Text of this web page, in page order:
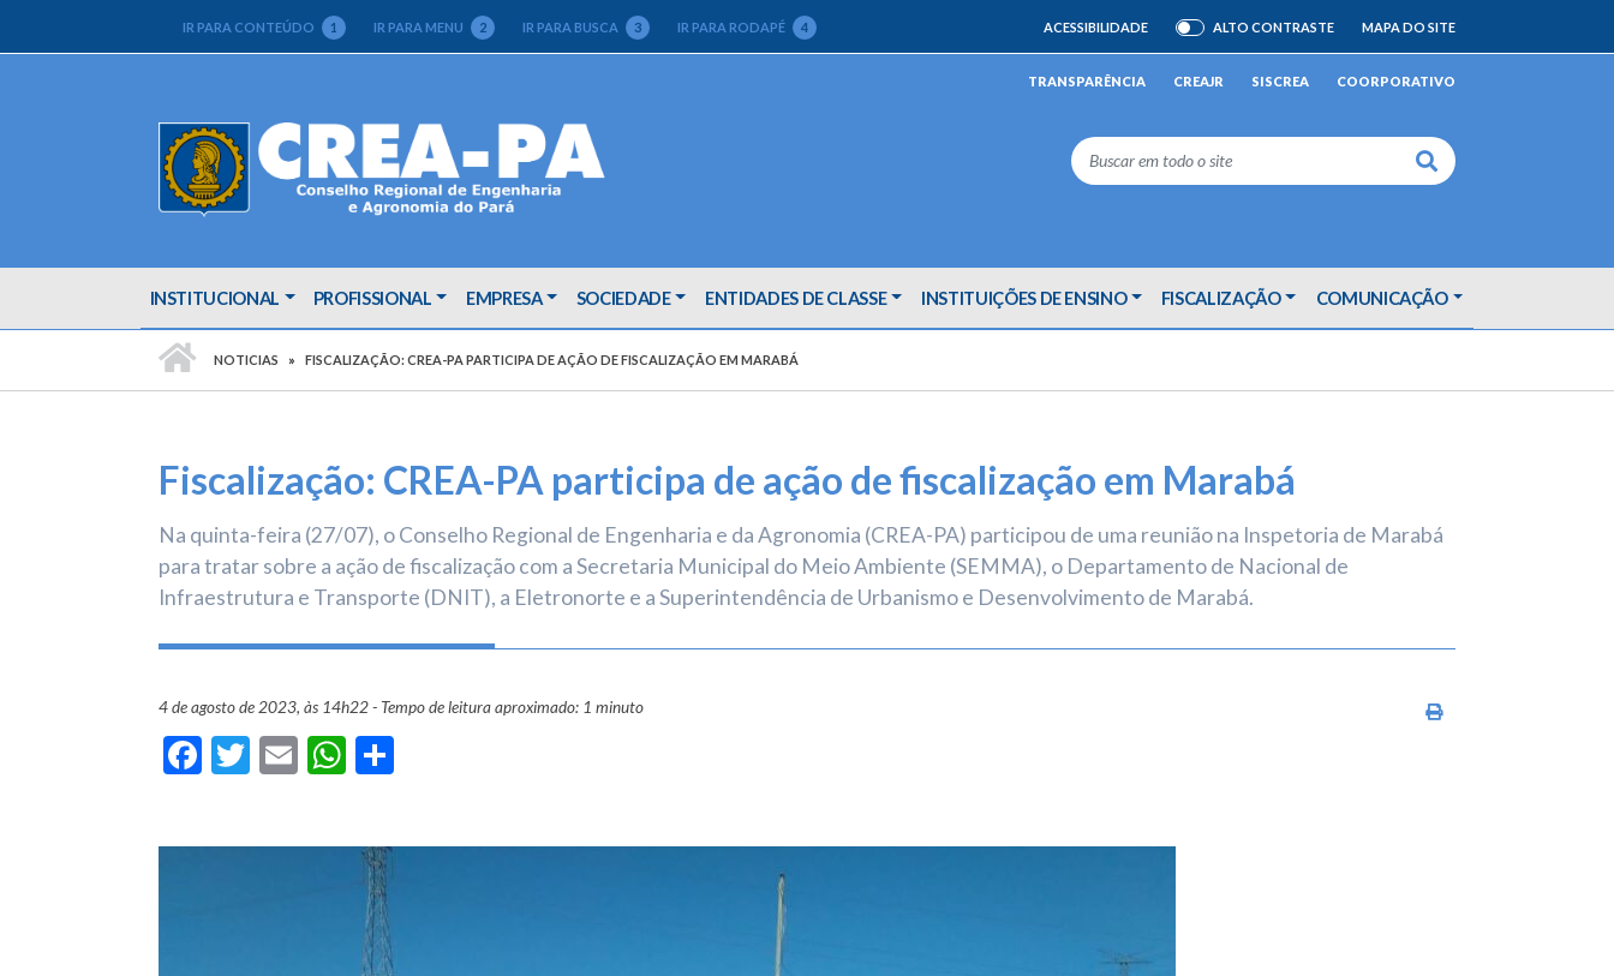
IR PARA CONTEÚDO 1 IR PARA MENU 2 IR PARA BUSCA 3 IR PARA RODAPÉ 4 ACESSIBILIDADE ATIVAR/DESATIVAR
ALTO CONTRASTE MAPA DO SITE
TRANSPARÊNCIA CREAJR SISCREA COORPORATIVO
Buscar
INSTITUCIONAL PROFISSIONAL EMPRESA SOCIEDADE ENTIDADES DE CLASSE INSTITUIÇÕES DE ENSINO FISCALIZAÇÃO COMUNICAÇÃO
NOTICIAS FISCALIZAÇÃO: CREA-PA PARTICIPA DE AÇÃO DE FISCALIZAÇÃO EM MARABÁ
Fiscalização: CREA-PA participa de ação de fiscalização em Marabá
Na quinta-feira (27/07), o Conselho Regional de Engenharia e da Agronomia (CREA-PA) participou de uma reunião na Inspetoria de Marabá
para tratar sobre a ação de fiscalização com a Secretaria Municipal do Meio Ambiente (SEMMA), o Departamento de Nacional de
Infraestrutura e Transporte (DNIT), a Eletronorte e a Superintendência de Urbanismo e Desenvolvimento de Marabá.
Imprimir conteúdo
4 de agosto de 2023, às 14h22 - Tempo de leitura aproximado: 1 minuto
Facebook
Twitter
EmailWhatsApp